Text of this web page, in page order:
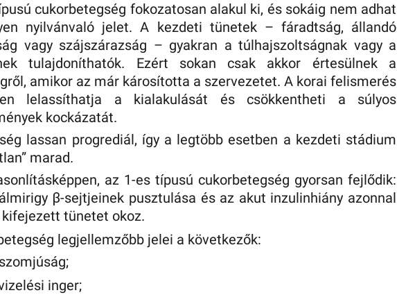
cukorbetegség fokozatosan alakul ki, és sokáig nem adhat
nyilvánvaló jelet. A kezdeti tünetek – fáradtság, állandó
vagy szájszárazság – gyakran a túlhajszoltságnak vagy a
tulajdoníthatók. Ezért sokan csak akkor értesülnek a
amikor az már károsította a szervezetet. A korai felismerés
lelassíthatja a kialakulását és csökkentheti a súlyos
kockázatát.
lassan progrediál, így a legtöbb esetben a kezdeti stádium
marad.
az 1-es típusú cukorbetegség gyorsan fejlődik:
β-sejtjeinek pusztulása és az akut inzulinhiány azonnal
tünetet okoz.
legjellemzőbb jelei a következők:
inger;